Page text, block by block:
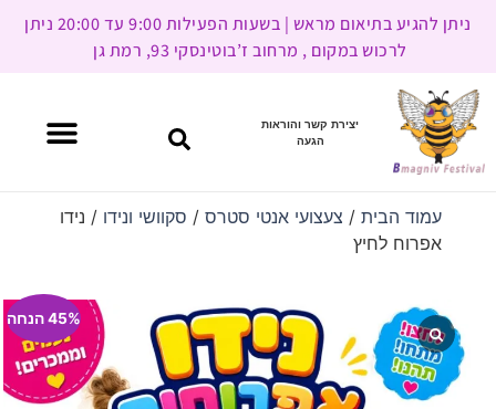
ניתן להגיע בתיאום מראש | בשעות הפעילות 9:00 עד 20:00 ניתן
לרכוש במקום , מרחוב ז’בוטינסקי 93, רמת גן
יצירת קשר והוראות
הגעה
עמוד הבית/ צעצועי אנטי סטרס/ סקוושי ונידו / נידו
אפרוח לחיץ
45% הנחה